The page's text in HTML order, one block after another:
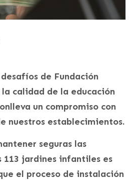
de Fundación
calidad de la educación
un compromiso con
nuestros establecimientos.
seguras las
113 jardines infantiles es
el proceso de instalación